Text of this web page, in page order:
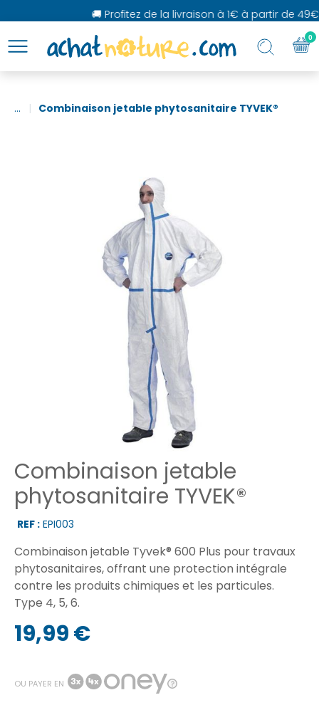
🚚 Profitez de la livraison à 1€ à partir de 49€
... Combinaison jetable phytosanitaire TYVEK®
Combinaison jetable
phytosanitaire TYVEK®
REF : EPI003
Combinaison jetable Tyvek® 600 Plus pour travaux
phytosanitaires, offrant une protection intégrale
contre les produits chimiques et les particules.
Type 4, 5, 6.
19,99 €
OU PAYER EN
0